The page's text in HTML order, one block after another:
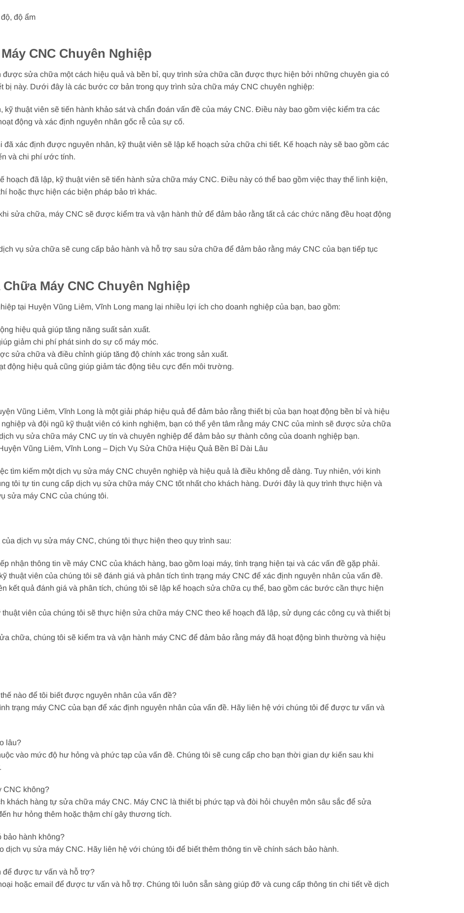
độ ẩm
CNC Chuyên Nghiệp
được sửa chữa một cách hiệu quả và bền bỉ, quy trình sửa chữa cần được thực hiện bởi những chuyên gia có
bị này. Dưới đây là các bước cơ bản trong quy trình sửa chữa máy CNC chuyên nghiệp:
thuật viên sẽ tiến hành khảo sát và chẩn đoán vấn đề của máy CNC. Điều này bao gồm việc kiểm tra các
động và xác định nguyên nhân gốc rễ của sự cố.
xác định được nguyên nhân, kỹ thuật viên sẽ lập kế hoạch sửa chữa chi tiết. Kế hoạch này sẽ bao gồm các
và chi phí ước tính.
đã lập, kỹ thuật viên sẽ tiến hành sửa chữa máy CNC. Điều này có thể bao gồm việc thay thế linh kiện,
hoặc thực hiện các biện pháp bảo trì khác.
sửa chữa, máy CNC sẽ được kiểm tra và vận hành thử để đảm bảo rằng tất cả các chức năng đều hoạt động
vụ sửa chữa sẽ cung cấp bảo hành và hỗ trợ sau sửa chữa để đảm bảo rằng máy CNC của bạn tiếp tục
Máy CNC Chuyên Nghiệp
tại Huyện Vũng Liêm, Vĩnh Long mang lại nhiều lợi ích cho doanh nghiệp của bạn, bao gồm:
hiệu quả giúp tăng năng suất sản xuất.
giảm chi phí phát sinh do sự cố máy móc.
sửa chữa và điều chỉnh giúp tăng độ chính xác trong sản xuất.
động hiệu quả cũng giúp giảm tác động tiêu cực đến môi trường.
Vũng Liêm, Vĩnh Long là một giải pháp hiệu quả để đảm bảo rằng thiết bị của bạn hoạt động bền bỉ và hiệu
và đội ngũ kỹ thuật viên có kinh nghiệm, bạn có thể yên tâm rằng máy CNC của mình sẽ được sửa chữa
vụ sửa chữa máy CNC uy tín và chuyên nghiệp để đảm bảo sự thành công của doanh nghiệp bạn.
Vũng Liêm, Vĩnh Long – Dịch Vụ Sửa Chữa Hiệu Quả Bền Bỉ Dài Lâu
tìm kiếm một dịch vụ sửa máy CNC chuyên nghiệp và hiệu quả là điều không dễ dàng. Tuy nhiên, với kinh
tôi tự tin cung cấp dịch vụ sửa chữa máy CNC tốt nhất cho khách hàng. Dưới đây là quy trình thực hiện và
sửa máy CNC của chúng tôi.
dịch vụ sửa máy CNC, chúng tôi thực hiện theo quy trình sau:
nhận thông tin về máy CNC của khách hàng, bao gồm loại máy, tình trạng hiện tại và các vấn đề gặp phải.
thuật viên của chúng tôi sẽ đánh giá và phân tích tình trạng máy CNC để xác định nguyên nhân của vấn đề.
kết quả đánh giá và phân tích, chúng tôi sẽ lập kế hoạch sửa chữa cụ thể, bao gồm các bước cần thực hiện
viên của chúng tôi sẽ thực hiện sửa chữa máy CNC theo kế hoạch đã lập, sử dụng các công cụ và thiết bị
chữa, chúng tôi sẽ kiểm tra và vận hành máy CNC để đảm bảo rằng máy đã hoạt động bình thường và hiệu
nào để tôi biết được nguyên nhân của vấn đề?
trạng máy CNC của bạn để xác định nguyên nhân của vấn đề. Hãy liên hệ với chúng tôi để được tư vấn và
lâu?
vào mức độ hư hỏng và phức tạp của vấn đề. Chúng tôi sẽ cung cấp cho bạn thời gian dự kiến sau khi
CNC không?
khách hàng tự sửa chữa máy CNC. Máy CNC là thiết bị phức tạp và đòi hỏi chuyên môn sâu sắc để sửa
hư hỏng thêm hoặc thậm chí gây thương tích.
bảo hành không?
dịch vụ sửa máy CNC. Hãy liên hệ với chúng tôi để biết thêm thông tin về chính sách bảo hành.
để được tư vấn và hỗ trợ?
hoặc email để được tư vấn và hỗ trợ. Chúng tôi luôn sẵn sàng giúp đỡ và cung cấp thông tin chi tiết về dịch